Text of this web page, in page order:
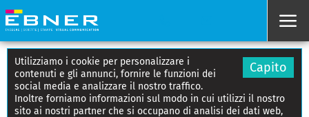
Capito
Utilizziamo i cookie per personalizzare i
contenuti e gli annunci, fornire le funzioni dei
social media e analizzare il nostro traffico.
Inoltre forniamo informazioni sul modo in cui utilizzi il nostro
sito ai nostri partner che si occupano di analisi dei dati web,